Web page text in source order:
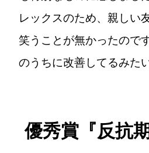
レックスのため、親しい
笑うことが無かったので
のうちに改善してるみた
優秀賞『反抗